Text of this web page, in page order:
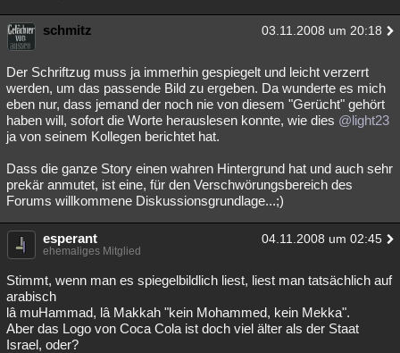
schmitz 03.11.2008 um 20:18
Der Schriftzug muss ja immerhin gespiegelt und leicht verzerrt
werden, um das passende Bild zu ergeben. Da wunderte es mich
eben nur, dass jemand der noch nie von diesem "Gerücht" gehört
haben will, sofort die Worte herauslesen konnte, wie dies @light23
ja von seinem Kollegen berichtet hat.
Dass die ganze Story einen wahren Hintergrund hat und auch sehr
prekär anmutet, ist eine, für den Verschwörungsbereich des
Forums willkommene Diskussionsgrundlage...;)
esperant 04.11.2008 um 02:45
ehemaliges Mitglied
Stimmt, wenn man es spiegelbildlich liest, liest man tatsächlich auf
arabisch
lâ muHammad, lâ Makkah "kein Mohammed, kein Mekka".
Aber das Logo von Coca Cola ist doch viel älter als der Staat
Israel, oder?